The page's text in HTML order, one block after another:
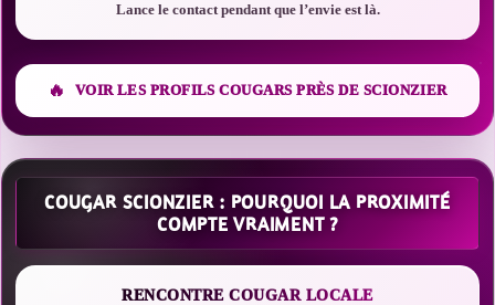
Lance le contact pendant que l’envie est là.
VOIR LES PROFILS COUGARS PRÈS DE SCIONZIER
COUGAR SCIONZIER : POURQUOI LA PROXIMITÉ
COMPTE VRAIMENT ?
RENCONTRE COUGAR LOCALE